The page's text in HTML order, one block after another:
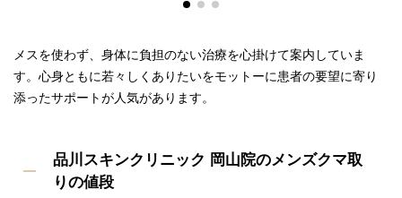
メスを使わず、身体に負担のない治療を心掛けて案内していま
す。心身ともに若々しくありたいをモットーに患者の要望に寄り
添ったサポートが人気があります。
品川スキンクリニック 岡山院のメンズクマ取
りの値段